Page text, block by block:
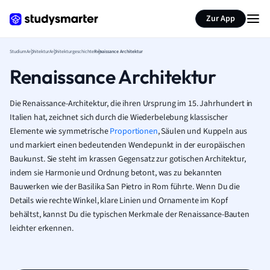
Zur App
StudiumArchitekturArchitekturgeschichteRenaissance Architektur
Renaissance Architektur
Die Renaissance-Architektur, die ihren Ursprung im 15. Jahrhundert in
Italien hat, zeichnet sich durch die Wiederbelebung klassischer
Elemente wie symmetrischeProportionen, Säulen und Kuppeln aus
und markiert einen bedeutenden Wendepunkt in der europäischen
Baukunst. Sie steht im krassen Gegensatz zur gotischen Architektur,
indem sie Harmonie und Ordnung betont, was zu bekannten
Bauwerken wie der Basilika San Pietro in Rom führte. Wenn Du die
Details wie rechte Winkel, klare Linien und Ornamente im Kopf
behältst, kannst Du die typischen Merkmale der Renaissance-Bauten
leichter erkennen.